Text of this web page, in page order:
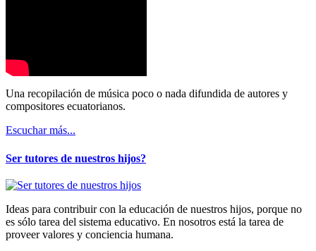
Una recopilación de música poco o nada difundida de autores y
compositores ecuatorianos.
Escuchar más...
Ser tutores de nuestros hijos?
Ideas para contribuir con la educación de nuestros hijos, porque no
es sólo tarea del sistema educativo. En nosotros está la tarea de
proveer valores y conciencia humana.